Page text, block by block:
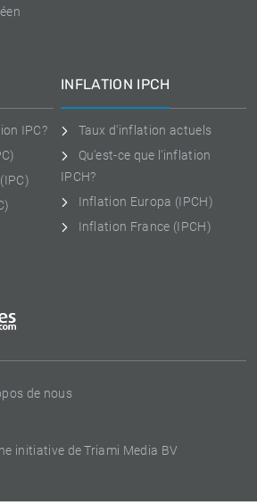
de nous
initiative de Triami Media BV
IPC?
INFLATION IPCH
Taux d'inflation actuels
Qu'est-ce que l'inflation
IPCH?
Inflation Europa (IPCH)
Inflation France (IPCH)